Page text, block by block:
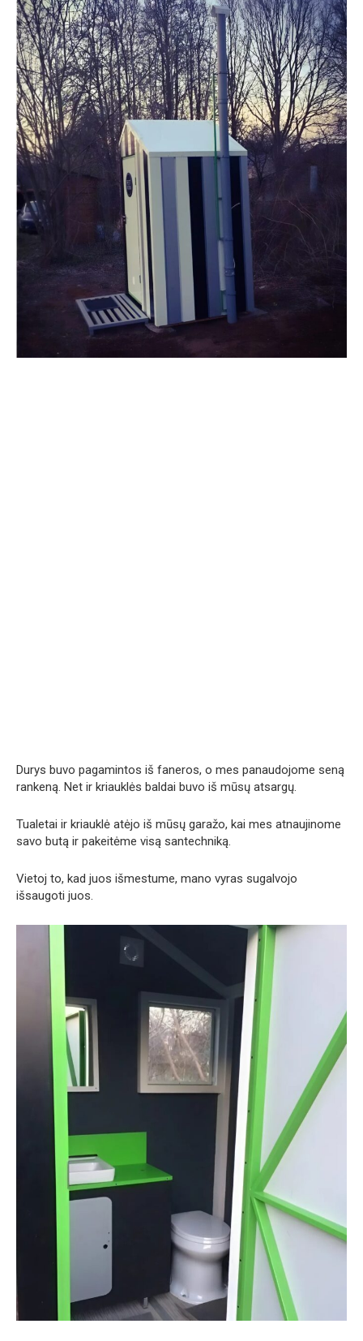
Durys buvo pagamintos iš faneros, o mes panaudojome seną
rankeną. Net ir kriauklės baldai buvo iš mūsų atsargų.
Tualetai ir kriauklė atėjo iš mūsų garažo, kai mes atnaujinome
savo butą ir pakeitėme visą santechniką.
Vietoj to, kad juos išmestume, mano vyras sugalvojo
išsaugoti juos.